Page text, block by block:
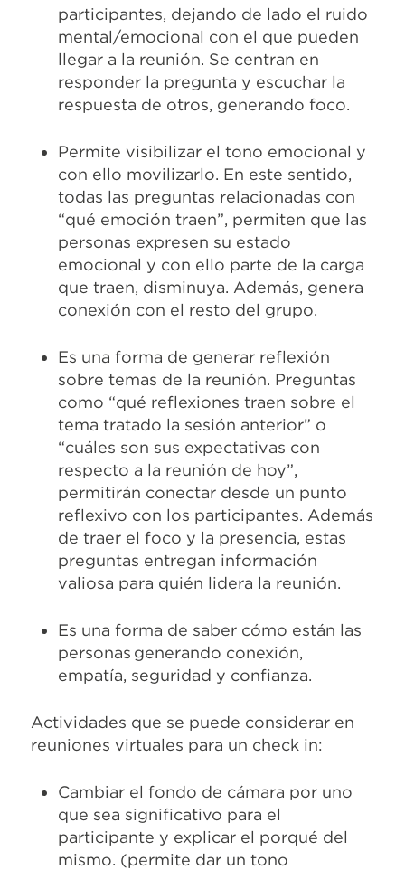
participantes, dejando de lado el ruido
mental/emocional con el que pueden
llegar a la reunión. Se centran en
responder la pregunta y escuchar la
respuesta de otros, generando foco.
Permite visibilizar el tono emocional y
con ello movilizarlo. En este sentido,
todas las preguntas relacionadas con
“qué emoción traen”, permiten que las
personas expresen su estado
emocional y con ello parte de la carga
que traen, disminuya. Además, genera
conexión con el resto del grupo.
Es una forma de generar reflexión
sobre temas de la reunión. Preguntas
como “qué reflexiones traen sobre el
tema tratado la sesión anterior” o
“cuáles son sus expectativas con
respecto a la reunión de hoy”,
permitirán conectar desde un punto
reflexivo con los participantes. Además
de traer el foco y la presencia, estas
preguntas entregan información
valiosa para quién lidera la reunión.
Es una forma de saber cómo están las
personas generando conexión,
empatía, seguridad y confianza.
Actividades que se puede considerar en
reuniones virtuales para un check in:
Cambiar el fondo de cámara por uno
que sea significativo para el
participante y explicar el porqué del
mismo. (permite dar un tono